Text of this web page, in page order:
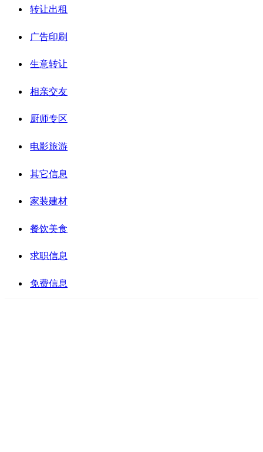
转让出租
广告印刷
生意转让
相亲交友
厨师专区
电影旅游
其它信息
家装建材
餐饮美食
求职信息
免费信息